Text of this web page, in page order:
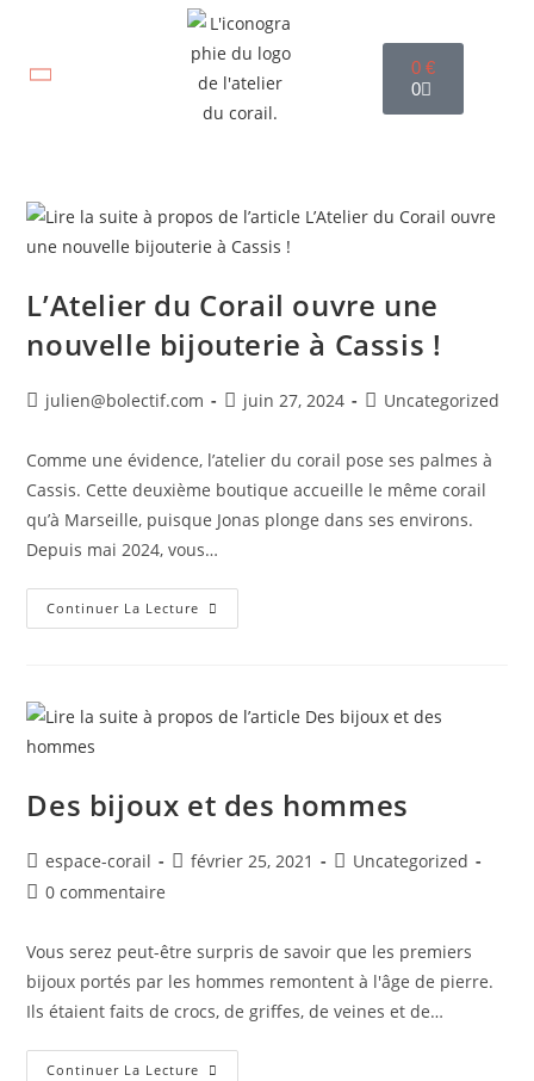
0 €
0
L’Atelier du Corail ouvre une
nouvelle bijouterie à Cassis !
julien@bolectif.com juin 27, 2024 Uncategorized
Comme une évidence, l’atelier du corail pose ses palmes à
Cassis. Cette deuxième boutique accueille le même corail
qu’à Marseille, puisque Jonas plonge dans ses environs.
Depuis mai 2024, vous…
Continuer La Lecture
Des bijoux et des hommes
espace-corail février 25, 2021
Uncategorized
0 commentaire
Vous serez peut-être surpris de savoir que les premiers
bijoux portés par les hommes remontent à l'âge de pierre.
Ils étaient faits de crocs, de griffes, de veines et de…
Continuer La Lecture